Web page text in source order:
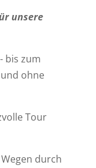
unsere
bis zum
ohne
Tour
durch